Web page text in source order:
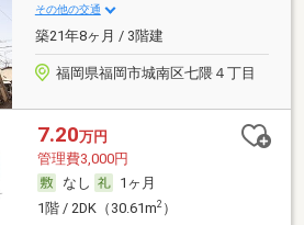
その他の交通
築21年8ヶ月 / 3階建
福岡県福岡市城南区七隈４丁目
7.20万円
管理費3,000円
なし
1ヶ月
1階 / 2DK（30.61m2）